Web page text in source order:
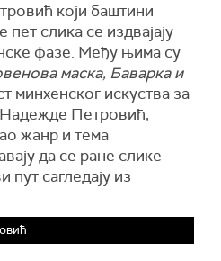
који баштини
слика се издвајају
фазе. Међу њима су
маска, Баварка и
минхенског искуства за
Петровић,
жанр и тема
да се ране слике
пут сагледају из